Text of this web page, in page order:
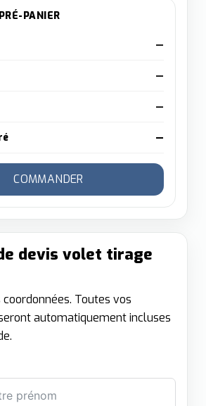
PANIER
—
—
—
—
COMMANDER
devis volet tirage
Toutes vos
automatiquement incluses